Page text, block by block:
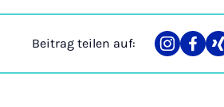
Beitrag teilen auf:
Teilen
auf auf